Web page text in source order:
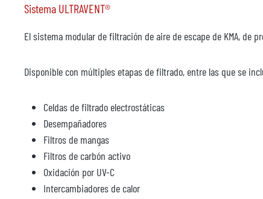
Sistema ULTRAVENT®
El sistema modular de filtración de aire de escape de KMA, de
Disponible con múltiples etapas de filtrado, entre las que se
Celdas de filtrado electrostáticas
Desempañadores
Filtros de mangas
Filtros de carbón activo
Oxidación por UV-C
Intercambiadores de calor